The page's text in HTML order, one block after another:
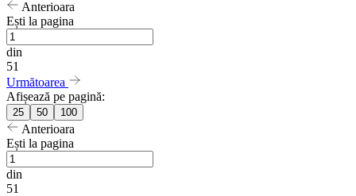
Anterioara
Ești la pagina
din
51
Următoarea
Afișează pe pagină:
25 50 100
Anterioara
Ești la pagina
din
51